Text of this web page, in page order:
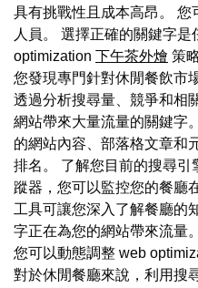
具有挑戰性且成本高昂。
人員。 選擇正確的關鍵字
optimization 下午茶外燴 策
您發現專門針對休閒餐飲市
透過分析搜尋量、競爭和相
網站帶來大量流量的關鍵字
的網站內容、部落格文章和
排名。 了解您目前的搜尋引
蹤器，您可以監控您的餐廳
工具可讓您深入了解餐廳的
字正在為您的網站帶來流量
您可以動態調整 web
對於休閒餐廳來說，利用搜